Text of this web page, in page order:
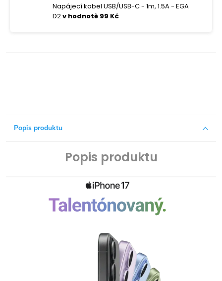
Napájecí kabel USB/USB-C - 1m, 1.5A - EGA
D2v hodnotě 99 Kč
Popis produktu
Popis produktu